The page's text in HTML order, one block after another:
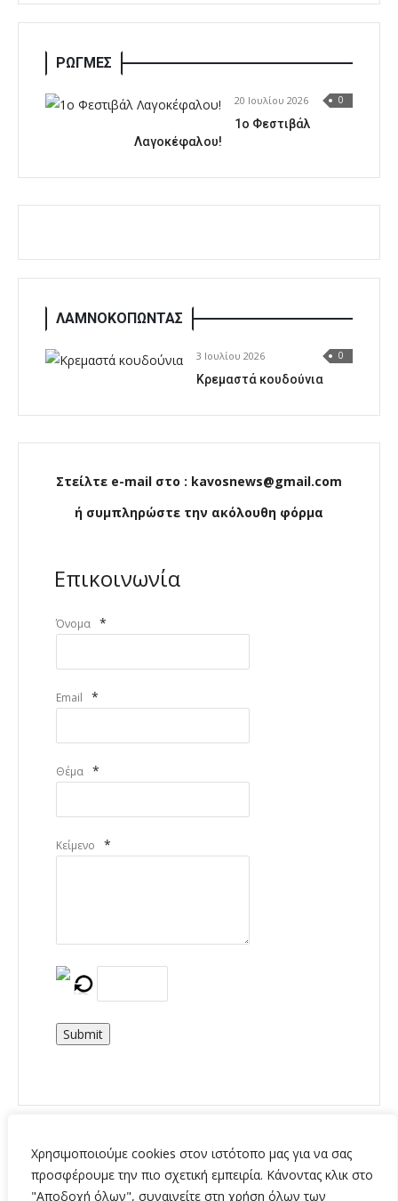
Χρησιμοποιούμε cookies στον ιστότοπο μας για να σας
προσφέρουμε την πιο σχετική εμπειρία. Κάνοντας κλικ στο
"Αποδοχή όλων", συναινείτε στη χρήση όλων των
ΡΩΓΜΕΣ
20 Ιουλίου 2026 0
1o Φεστιβάλ
Λαγοκέφαλου!
ΛΑΜΝΟΚΟΠΩΝΤΑΣ
3 Ιουλίου 2026 0
Κρεμαστά κουδούνια
Στείλτε e-mail στο : kavosnews@gmail.com
ή συμπληρώστε την ακόλουθη φόρμα
Επικοινωνία
Όνομα *
Email *
Θέμα *
Κείμενο *
Submit